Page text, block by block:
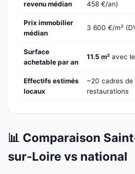
revenu médian
458 €/an)
Prix immobilier
médian
3 600 €/m²
Surface
achetable par an
11.5 m² avec
Effectifs estimés
locaux
~20 cadres de
restaurations
📊 Comparaison
sur-Loire vs national